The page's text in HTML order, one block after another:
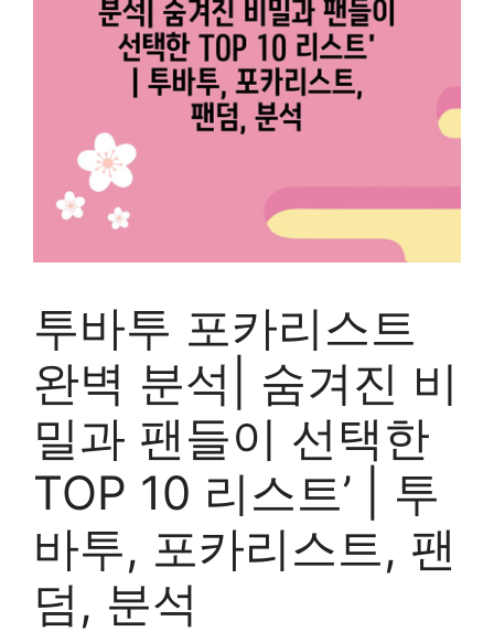
투바투 포카리스트
완벽 분석| 숨겨진 비
밀과 팬들이 선택한
TOP 10 리스트’ | 투
바투, 포카리스트, 팬
덤, 분석